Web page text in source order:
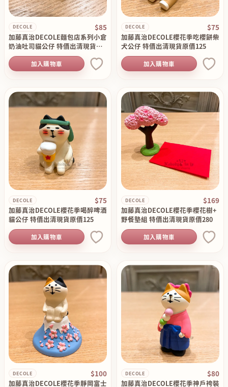
DECOLE $85
加藤真治DECOLE麵包店系列小倉
奶油吐司貓公仔 特價出清現貨原
價140
加入購物車
DECOLE $75
加藤真治DECOLE櫻花季吃櫻餅柴
犬公仔 特價出清現貨原價125
加入購物車
DECOLE $75
加藤真治DECOLE櫻花季喝醉啤酒
貓公仔 特價出清現貨原價125
加入購物車
DECOLE $169
加藤真治DECOLE櫻花季櫻花樹+
野餐墊組 特價出清現貨原價280
加入購物車
DECOLE $100
加藤真治DECOLE櫻花季靜岡富士
DECOLE $80
加藤真治DECOLE櫻花季神戶袴裝